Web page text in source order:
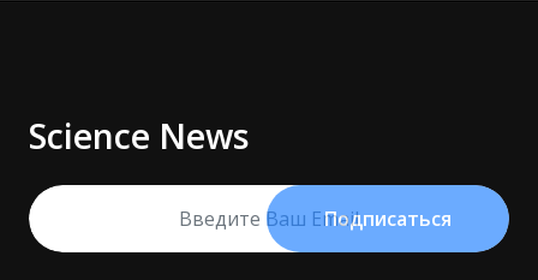
Science News
Подписаться